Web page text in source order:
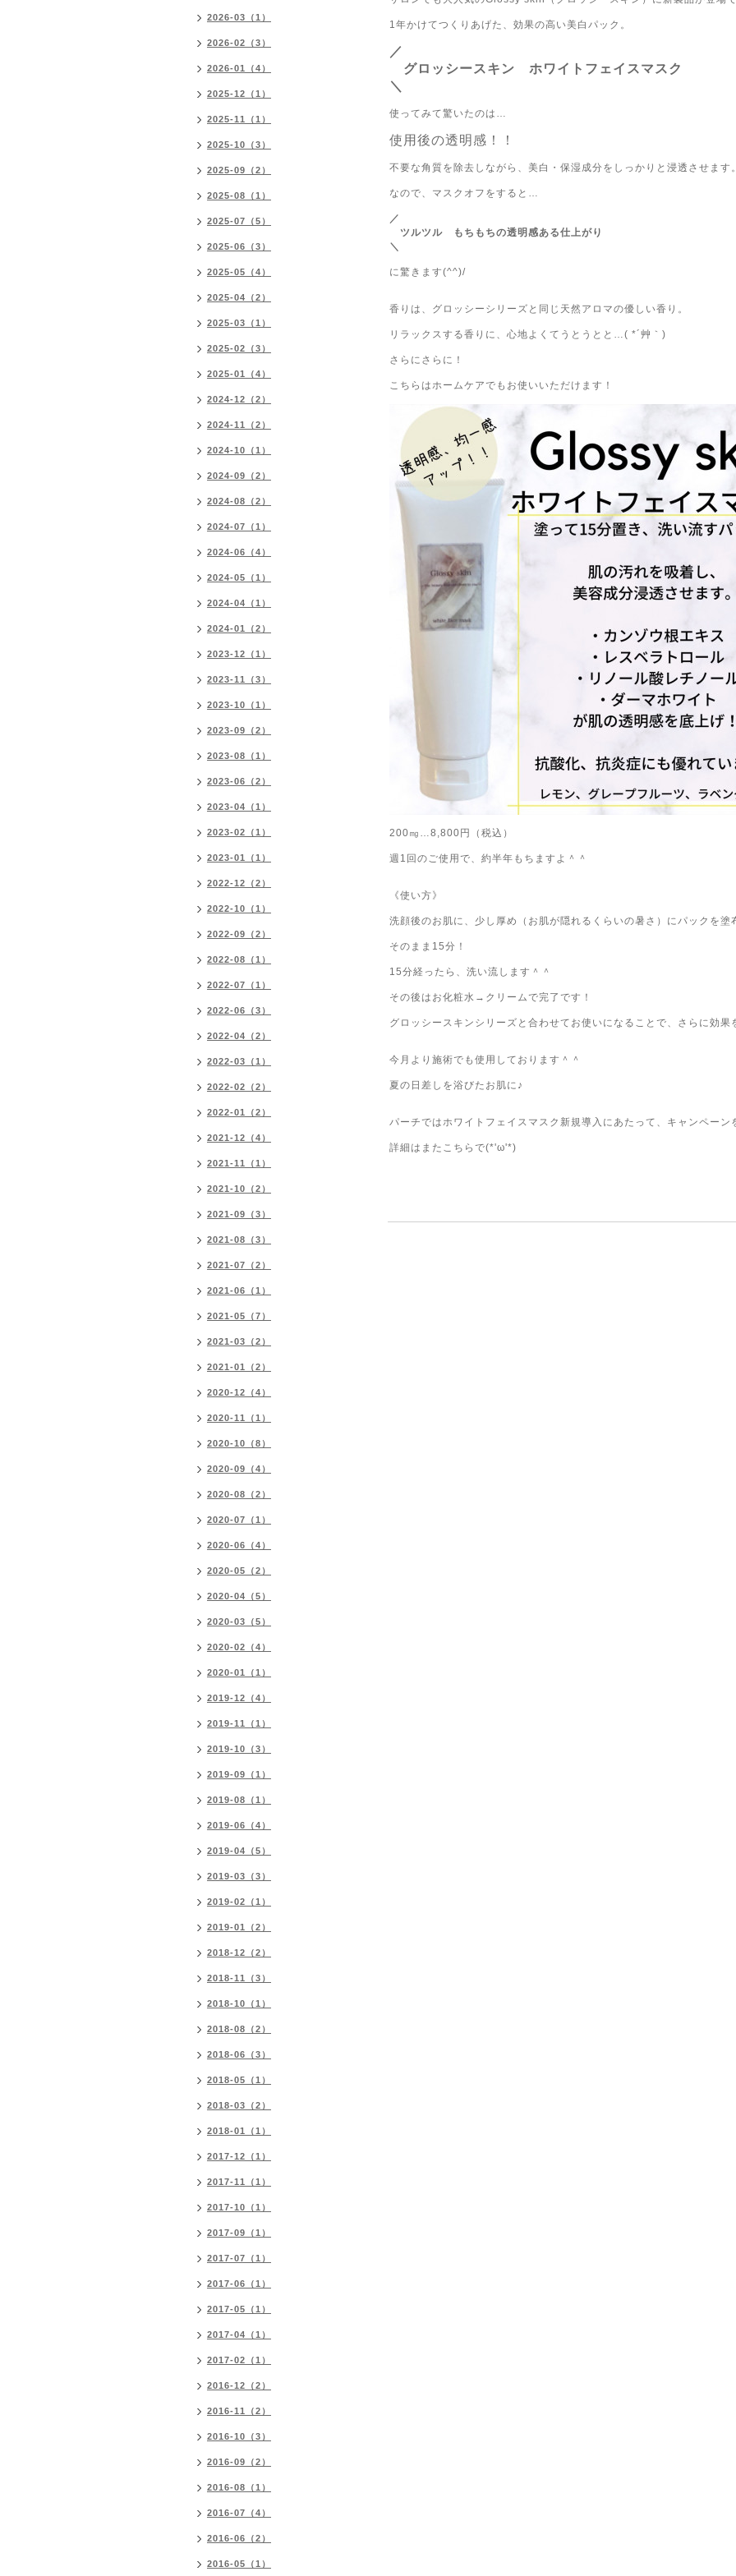
1年かけてつくりあげた、効果の高い美白パック。
／
グロッシースキン ホワイトフェイスマスク
＼
使ってみて驚いたのは…
使用後の透明感！！
不要な角質を除去しながら、美白・保湿成分をしっかりと浸透させます
なので、マスクオフをすると…
／
ツルツル もちもちの透明感ある仕上がり
＼
に驚きます(^^)/
香りは、グロッシーシリーズと同じ天然アロマの優しい香り。
リラックスする香りに、心地よくてうとうとと…( *´艸｀)
さらにさらに！
こちらはホームケアでもお使いいただけます！
200㎎…8,800円（税込）
週1回のご使用で、約半年もちますよ＾＾
《使い方》
洗顔後のお肌に、少し厚め（お肌が隠れるくらいの暑さ）にパックを塗
そのまま15分！
15分経ったら、洗い流します＾＾
その後はお化粧水→クリームで完了です！
グロッシースキンシリーズと合わせてお使いになることで、さらに効果
今月より施術でも使用しております＾＾
夏の日差しを浴びたお肌に♪
パーチではホワイトフェイスマスク新規導入にあたって、キャンペーン
詳細はまたこちらで(*'ω'*)
2026-03（1）
2026-02（3）
2026-01（4）
2025-12（1）
2025-11（1）
2025-10（3）
2025-09（2）
2025-08（1）
2025-07（5）
2025-06（3）
2025-05（4）
2025-04（2）
2025-03（1）
2025-02（3）
2025-01（4）
2024-12（2）
2024-11（2）
2024-10（1）
2024-09（2）
2024-08（2）
2024-07（1）
2024-06（4）
2024-05（1）
2024-04（1）
2024-01（2）
2023-12（1）
2023-11（3）
2023-10（1）
2023-09（2）
2023-08（1）
2023-06（2）
2023-04（1）
2023-02（1）
2023-01（1）
2022-12（2）
2022-10（1）
2022-09（2）
2022-08（1）
2022-07（1）
2022-06（3）
2022-04（2）
2022-03（1）
2022-02（2）
2022-01（2）
2021-12（4）
2021-11（1）
2021-10（2）
2021-09（3）
2021-08（3）
2021-07（2）
2021-06（1）
2021-05（7）
2021-03（2）
2021-01（2）
2020-12（4）
2020-11（1）
2020-10（8）
2020-09（4）
2020-08（2）
2020-07（1）
2020-06（4）
2020-05（2）
2020-04（5）
2020-03（5）
2020-02（4）
2020-01（1）
2019-12（4）
2019-11（1）
2019-10（3）
2019-09（1）
2019-08（1）
2019-06（4）
2019-04（5）
2019-03（3）
2019-02（1）
2019-01（2）
2018-12（2）
2018-11（3）
2018-10（1）
2018-08（2）
2018-06（3）
2018-05（1）
2018-03（2）
2018-01（1）
2017-12（1）
2017-11（1）
2017-10（1）
2017-09（1）
2017-07（1）
2017-06（1）
2017-05（1）
2017-04（1）
2017-02（1）
2016-12（2）
2016-11（2）
2016-10（3）
2016-09（2）
2016-08（1）
2016-07（4）
2016-06（2）
2016-05（1）